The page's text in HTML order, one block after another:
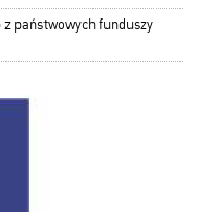
państwowych funduszy